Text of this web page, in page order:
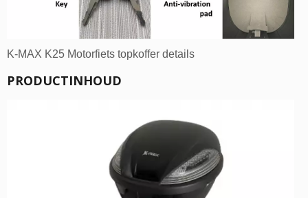
K-MAX K25 Motorfiets topkoffer details
PRODUCTINHOUD